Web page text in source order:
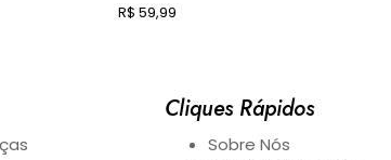
R$ 59,99
Cliques Rápidos
Sobre Nós